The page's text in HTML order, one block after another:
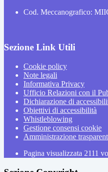
Cod. Meccanografico:
Sezione Link Utili
Cookie policy
Note legali
Informativa Privacy
Ufficio Relazioni con il
Dichiarazione di
Obiettivi di accessibilità
Whistleblowing
Gestione consensi cookie
Amministrazione
Pagina visualizzata 2111